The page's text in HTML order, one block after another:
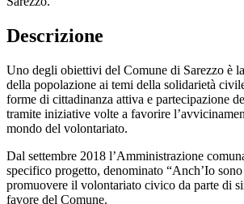
Descrizione
Uno degli obiettivi del Comune di Sarezzo è
della popolazione ai temi della solidarietà
forme di cittadinanza attiva e partecipazione
tramite iniziative volte a favorire
mondo del volontariato.
Dal settembre 2018 l’Amministrazione
specifico progetto, denominato “Anch’Io
promuovere il volontariato civico da parte di
favore del Comune.